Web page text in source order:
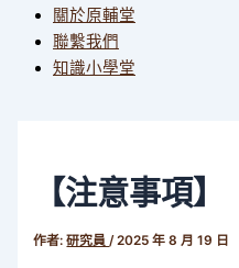
關於原輔堂
聯繫我們
知識小學堂
【注意事項】
作者:研究員/2025 年 8 月 19 日